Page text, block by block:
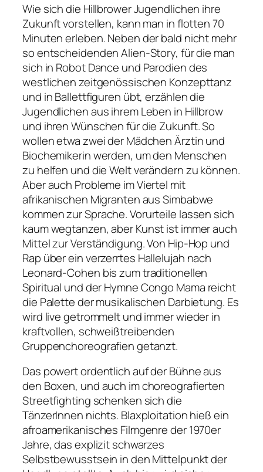
Wie sich die Hillbrower Jugendlichen ihre
Zukunft vorstellen, kann man in flotten 70
Minuten erleben. Neben der bald nicht mehr
so entscheidenden Alien-Story, für die man
sich in Robot Dance und Parodien des
westlichen zeitgenössischen Konzepttanz
und in Ballettfiguren übt, erzählen die
Jugendlichen aus ihrem Leben in Hillbrow
und ihren Wünschen für die Zukunft. So
wollen etwa zwei der Mädchen Ärztin und
Biochemikerin werden, um den Menschen
zu helfen und die Welt verändern zu können.
Aber auch Probleme im Viertel mit
afrikanischen Migranten aus Simbabwe
kommen zur Sprache. Vorurteile lassen sich
kaum wegtanzen, aber Kunst ist immer auch
Mittel zur Verständigung. Von Hip-Hop und
Rap über ein verzerrtes Hallelujah nach
Leonard-Cohen bis zum traditionellen
Spiritual und der HymneCongo Mama reicht
die Palette der musikalischen Darbietung. Es
wird live getrommelt und immer wieder in
kraftvollen, schweißtreibenden
Gruppenchoreografien getanzt.
Das powert ordentlich auf der Bühne aus
den Boxen, und auch im choreografierten
Streetfighting schenken sich die
TänzerInnen nichts. Blaxploitation hieß ein
afroamerikanisches Filmgenre der 1970er
Jahre, das explizit schwarzes
Selbstbewusstsein in den Mittelpunkt der